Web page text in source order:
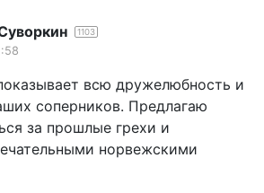
1103
всю дружелюбность и
соперников. Предлагаю
за прошлые грехи и
норвежскими